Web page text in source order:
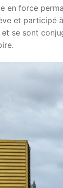
en force
et participé
se sont